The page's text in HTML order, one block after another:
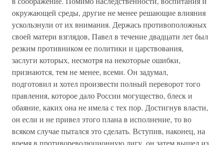
окружающей среды, другие не менее решающие влияния
ускользнули от их внимания. Держась противоположных
своей матери взглядов, Павел в течение двадцати лет был
резким противником ее политики и царствования,
заслуги которых, несмотря на некоторые ошибки,
признаются, тем не менее, всеми. Он задумал,
подготовил и хотел произвести полный переворот того
правления, которое дало России могущество, блеск и
обаяние, каких она не имела с тех пор. Достигнув власти,
он если и не привел этого плана в исполнение, то во
всяком случае пытался это сделать. Вступив, наконец, на
время в противореволюционную лигу, он затем вышел из